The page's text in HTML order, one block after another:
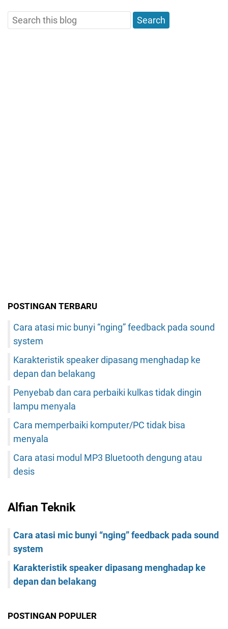
POSTINGAN TERBARU
Cara atasi mic bunyi “nging” feedback pada sound
system
Karakteristik speaker dipasang menghadap ke
depan dan belakang
Penyebab dan cara perbaiki kulkas tidak dingin
lampu menyala
Cara memperbaiki komputer/PC tidak bisa
menyala
Cara atasi modul MP3 Bluetooth dengung atau
desis
Alfian Teknik
Cara atasi mic bunyi “nging” feedback pada sound
system
Karakteristik speaker dipasang menghadap ke
depan dan belakang
POSTINGAN POPULER